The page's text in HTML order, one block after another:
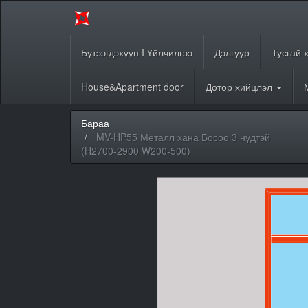
Бүтээгдэхүүн I Үйлчилгээ Дэлгүүр Тусгай
House&Apartment door Дотор хийцлэл
Бараа
MV-HP55 Металл хана Босоо 3 нүдтэй
(H2700-2900 W200-500)